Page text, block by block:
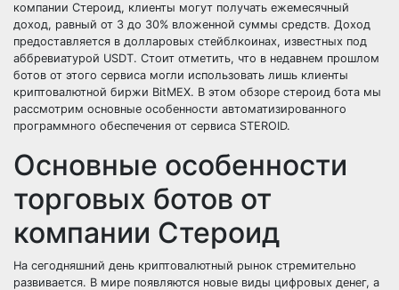
компании Стероид, клиенты могут получать ежемесячный
доход, равный от 3 до 30% вложенной суммы средств. Доход
предоставляется в долларовых стейблкоинах, известных под
аббревиатурой USDT. Стоит отметить, что в недавнем прошлом
ботов от этого сервиса могли использовать лишь клиенты
криптовалютной биржи BitMEX. В этом обзоре стероид бота мы
рассмотрим основные особенности автоматизированного
программного обеспечения от сервиса STEROID.
Основные особенности
торговых ботов от
компании Стероид
На сегодняшний день криптовалютный рынок стремительно
развивается. В мире появляются новые виды цифровых денег, а